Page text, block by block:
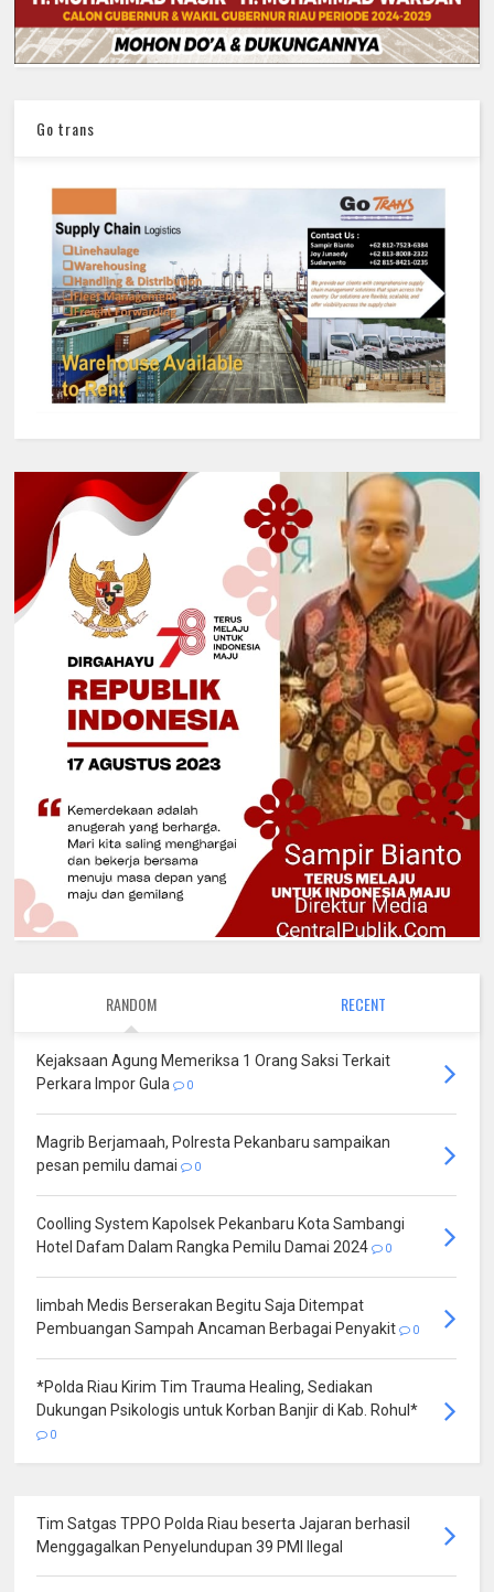
Go trans
RANDOM RECENT
Kejaksaan Agung Memeriksa 1 Orang Saksi Terkait
Perkara Impor Gula
0
Magrib Berjamaah, Polresta Pekanbaru sampaikan
pesan pemilu damai
0
Coolling System Kapolsek Pekanbaru Kota Sambangi
Hotel Dafam Dalam Rangka Pemilu Damai 2024
0
limbah Medis Berserakan Begitu Saja Ditempat
Pembuangan Sampah Ancaman Berbagai Penyakit
0
*Polda Riau Kirim Tim Trauma Healing, Sediakan
Dukungan Psikologis untuk Korban Banjir di Kab. Rohul*
0
Tim Satgas TPPO Polda Riau beserta Jajaran berhasil
Menggagalkan Penyelundupan 39 PMI Ilegal